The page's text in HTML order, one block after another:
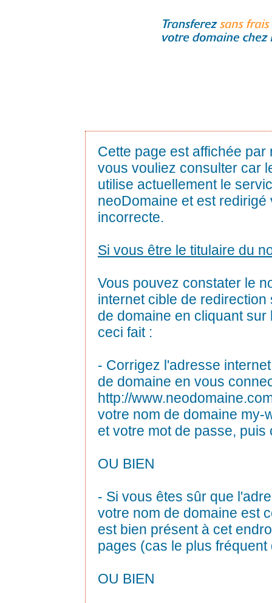
Cette page est affichée
vous vouliez consulter car
utilise actuellement le
neoDomaine et est
incorrecte.
Si vous être le titulaire du
Vous pouvez constater le
internet cible de
de domaine en cliquant
ceci fait :
- Corrigez l'adresse
de domaine en vous
http://
votre nom de domaine my-
et votre mot de passe,
OU BIEN
- Si vous êtes sûr que
votre nom de domaine est
est bien présent à cet
pages (cas le plus
OU BIEN